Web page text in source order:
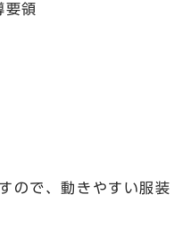
要領
ので、動きやすい服装